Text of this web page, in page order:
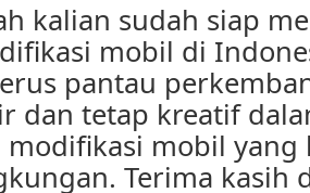
kalian sudah siap
mobil di
pantau
dan tetap kreatif
mobil yang
Terima kasih